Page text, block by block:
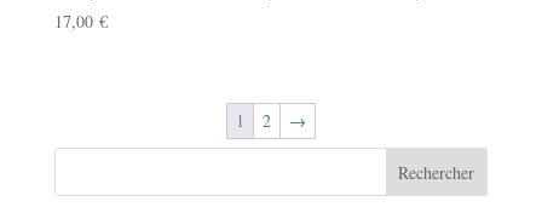
17,00 €
1 2 →
Rechercher